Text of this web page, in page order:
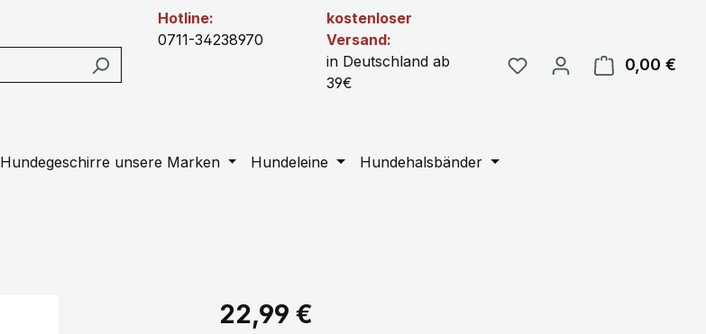
Hotline:
0711-34238970
kostenloser
Versand:
in Deutschland ab
39€
0,00 €
Hundegeschirre unsere Marken Hundeleine
Hundehalsbänder
Regulärer Preis:
22,99 €